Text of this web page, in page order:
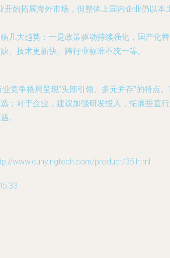
开始拓展海外市场，但整体上国内企业仍以本
几大趋势：一是政策驱动持续强化，国产化
、技术更新快、跨行业标准不统一等。
竞争格局呈现“头部引领、多元并存”的特
；对于企业，建议加强研发投入，拓展垂直
。
www.cunyingtech.com/product/35.html